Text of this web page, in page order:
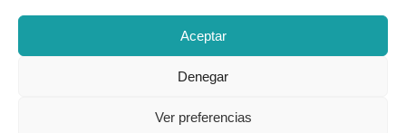
Aceptar
Denegar
Ver preferencias
Política de cookies
C/ Alcalde Amancio Muñoz, 52, 30203, Cartagena